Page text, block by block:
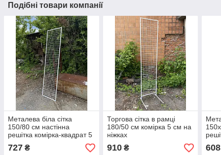
Подібні товари компанії
Металева біла сітка
150/80 см настінна
решітка комірка-квадрат 5
см у рамці без ніжок
727 ₴
Торгова сітка в рамці
180/50 см комірка 5 см на
ніжках
910₴
см у
608